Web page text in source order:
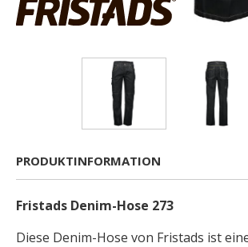
PRODUKTINFORMATION
Fristads Denim-Hose 273
Diese Denim-Hose von Fristads ist